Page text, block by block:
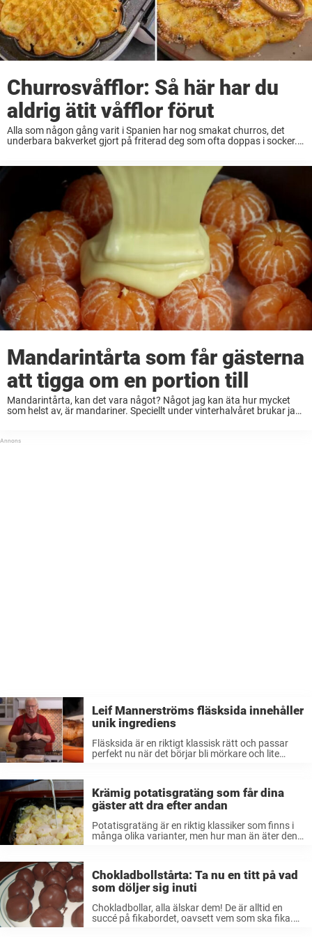
Churrosvåfflor: Så här har du
aldrig ätit våfflor förut
Alla som någon gång varit i Spanien har nog smakat churros, det
underbara bakverket gjort på friterad deg som ofta doppas i socker. I
Mandarintårta som får gästerna
att tigga om en portion till
Mandarintårta, kan det vara något? Något jag kan äta hur mycket
som helst av, är mandariner. Speciellt under vinterhalvåret brukar jag
Leif Mannerströms fläsksida innehåller
unik ingrediens
Fläsksida är en riktigt klassisk rätt och passar
perfekt nu när det börjar bli mörkare och lite
Krämig potatisgratäng som får dina
gäster att dra efter andan
Potatisgratäng är en riktig klassiker som finns i
många olika varianter, men hur man än äter den
Chokladbollstårta: Ta nu en titt på vad
som döljer sig inuti
Chokladbollar, alla älskar dem! De är alltid en
succé på fikabordet, oavsett vem som ska fika.